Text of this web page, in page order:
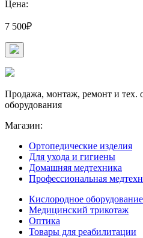
Цена:
7 500₽
Продажа, монтаж, ремонт и тех.
оборудования
Магазин:
Ортопедические изделия
Для ухода и гигиены
Домашняя медтехника
Профессиональная
Кислородное оборудование
Медицинский трикотаж
Оптика
Товары для реабилитации